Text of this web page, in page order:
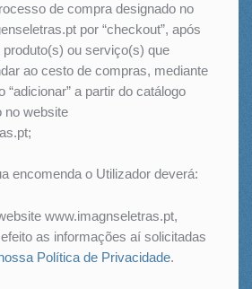
de compra designado no
por “checkout”, após
ou serviço(s) que
ao cesto de compras, mediante
“adicionar” a partir do catálogo
no website
encomenda o Utilizador deverá:
www.imagnseletras.pt,
as informações aí solicitadas
Política de Privacidade.